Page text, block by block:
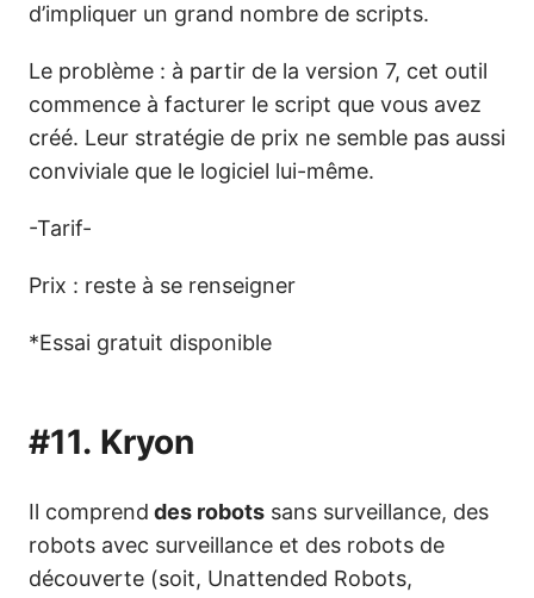
d’impliquer un grand nombre de scripts.
Le problème : à partir de la version 7, cet outil
commence à facturer le script que vous avez
créé. Leur stratégie de prix ne semble pas aussi
conviviale que le logiciel lui-même.
-Tarif-
Prix : reste à se renseigner
*Essai gratuit disponible
#11. Kryon
Il comprend des robots sans surveillance, des
robots avec surveillance et des robots de
découverte (soit, Unattended Robots,